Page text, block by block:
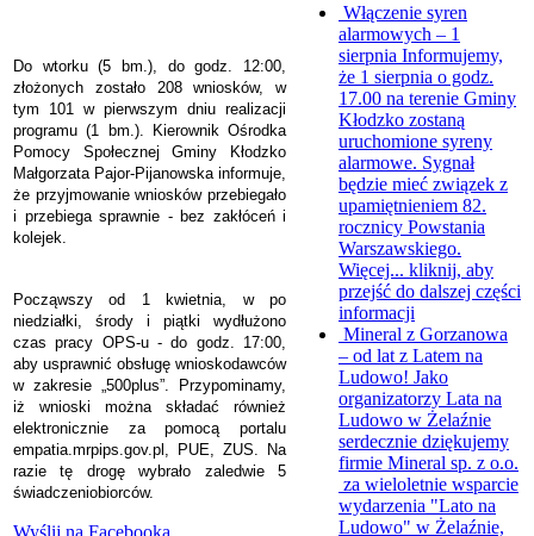
Do wtorku (5 bm.), do godz. 12:00,
złożonych zostało 208 wniosków, w
tym 101 w pierwszym dniu realizacji
programu (1 bm.). Kierownik Ośrodka
Pomocy Społecznej Gminy Kłodzko
Małgorzata Pajor-Pijanowska informuje,
że przyjmowanie wniosków przebiegało
i przebiega sprawnie - bez zakłóceń i
kolejek.
Począwszy od 1 kwietnia, w po
niedziałki, środy i piątki wydłużono
czas pracy OPS-u - do godz. 17:00,
aby usprawnić obsługę wnioskodawców
w zakresie „500plus”.
Przypominamy,
iż wnioski można składać również
elektronicznie za pomocą portalu
empatia.mrpips.gov.pl, PUE, ZUS. Na
razie tę drogę wybrało zaledwie 5
świadczeniobiorców.
Wyślij na Facebooka
Włączenie syren
alarmowych – 1
sierpnia Informujemy,
że 1 sierpnia o godz.
17.00 na terenie Gminy
Kłodzko zostaną
uruchomione syreny
alarmowe. Sygnał
będzie mieć związek z
upamiętnieniem 82.
rocznicy Powstania
Warszawskiego.
Więcej... kliknij, aby
przejść do dalszej części
informacji
Mineral z Gorzanowa
– od lat z Latem na
Ludowo! Jako
organizatorzy Lata na
Ludowo w Żelaźnie
serdecznie dziękujemy
firmie Mineral sp. z o.o.
za wieloletnie wsparcie
wydarzenia "Lato na
Ludowo" w Żelaźnie,